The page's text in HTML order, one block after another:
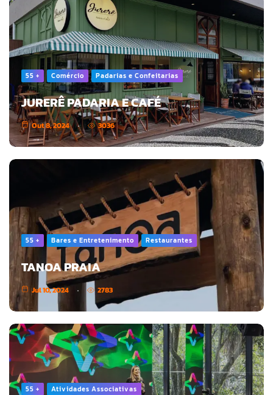
55 + Comércio Padarias e Confeitarias
JURERÊ PADARIA E CAFÉ
Out 8, 2024 3036
55 + Bares e Entretenimento Restaurantes
TANOA PRAIA
Jul 10, 2024 2783
55 + Atividades Associativas